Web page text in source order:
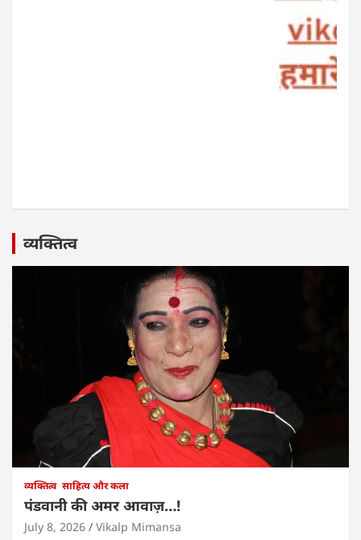
व्यक्तित्व
व्यक्तित्व साहित्य और कला
पंडवानी की अमर आवाज़…!
July 8, 2026 Vikalp Mimansa